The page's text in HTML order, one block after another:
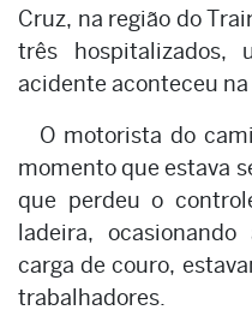
Cruz, na região do
três hospitalizados,
acidente aconteceu
O motorista do
momento que estava
que perdeu o
ladeira,
carga de couro,
trabalhadores.